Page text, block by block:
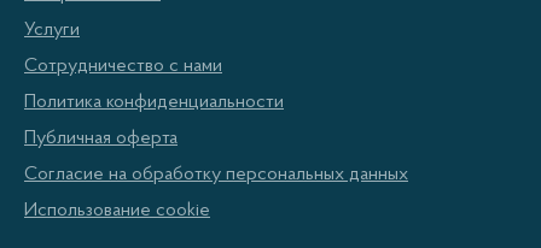
Услуги
Сотрудничество с нами
Политика конфиденциальности
Публичная оферта
Согласие на обработку персональных данных
Использование cookie